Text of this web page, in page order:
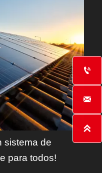
sistema de
para todos!


